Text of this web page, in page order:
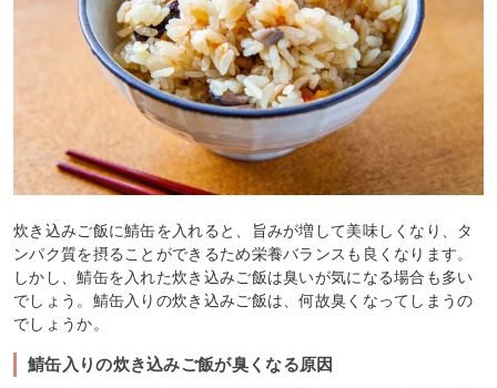
炊き込みご飯に鯖缶を入れると、旨みが増して美味しくなり、タ
ンパク質を摂ることができるため栄養バランスも良くなります。
しかし、鯖缶を入れた炊き込みご飯は臭いが気になる場合も多い
でしょう。鯖缶入りの炊き込みご飯は、何故臭くなってしまうの
でしょうか。
鯖缶入りの炊き込みご飯が臭くなる原因